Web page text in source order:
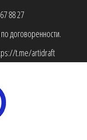
88 27
договоренности.
t.me/artidraft